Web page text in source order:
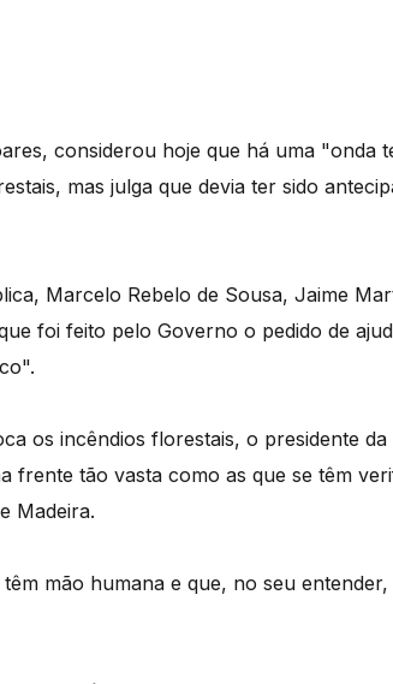
considerou hoje que há uma "onda
mas julga que devia ter sido
Marcelo Rebelo de Sousa, Jaime
foi feito pelo Governo o pedido de
os incêndios florestais, o presidente da
frente tão vasta como as que se têm
Madeira.
mão humana e que, no seu entender,